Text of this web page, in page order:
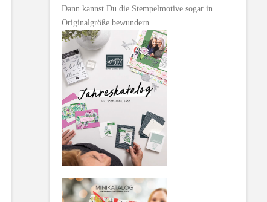
Dann kannst Du die Stempelmotive sogar in
Originalgröße bewundern.